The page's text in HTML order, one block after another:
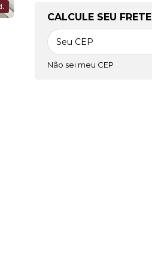
OPÇÕES DE FRETE
CALCULE SEU FRETE
Não sei meu CEP